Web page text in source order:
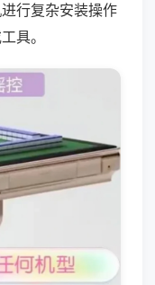
行复杂安装操作
具。